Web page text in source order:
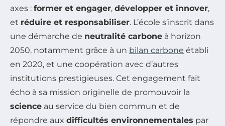
axes : former et engager, développer et innover,
et réduire et responsabiliser. L’école s’inscrit dans
une démarche de neutralité carbone à horizon
2050, notamment grâce à un bilan carbone établi
en 2020, et une coopération avec d’autres
institutions prestigieuses. Cet engagement fait
écho à sa mission originelle de promouvoir la
science au service du bien commun et de
répondre aux difficultés environnementales par